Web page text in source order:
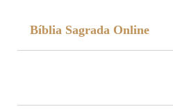
Bíblia Sagrada Online